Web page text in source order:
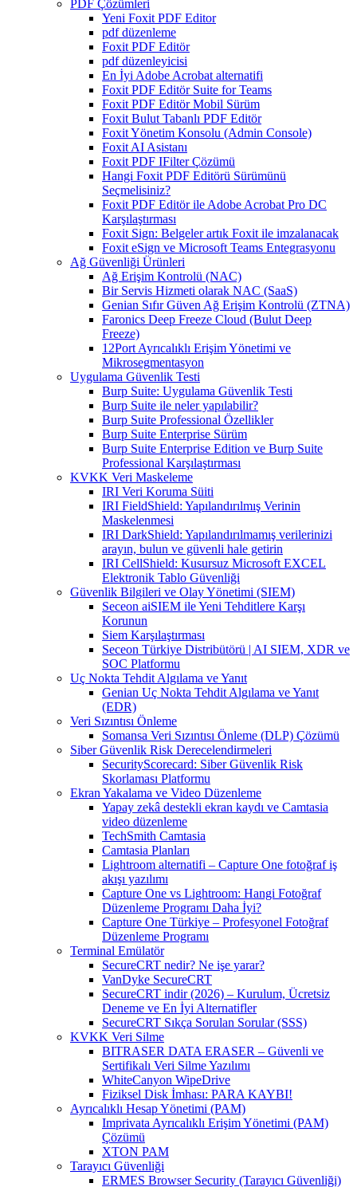
PDF Çözümleri
Yeni Foxit PDF Editor
pdf düzenleme
Foxit PDF Editör
pdf düzenleyicisi
En İyi Adobe Acrobat alternatifi
Foxit PDF Editör Suite for Teams
Foxit PDF Editör Mobil Sürüm
Foxit Bulut Tabanlı PDF Editör
Foxit Yönetim Konsolu (Admin Console)
Foxit AI Asistanı
Foxit PDF IFilter Çözümü
Hangi Foxit PDF Editörü Sürümünü
Seçmelisiniz?
Foxit PDF Editör ile Adobe Acrobat Pro DC
Karşılaştırması
Foxit Sign: Belgeler artık Foxit ile imzalanacak
Foxit eSign ve Microsoft Teams Entegrasyonu
Ağ Güvenliği Ürünleri
Ağ Erişim Kontrolü (NAC)
Bir Servis Hizmeti olarak NAC (SaaS)
Genian Sıfır Güven Ağ Erişim Kontrolü (ZTNA)
Faronics Deep Freeze Cloud (Bulut Deep
Freeze)
12Port Ayrıcalıklı Erişim Yönetimi ve
Mikrosegmentasyon
Uygulama Güvenlik Testi
Burp Suite: Uygulama Güvenlik Testi
Burp Suite ile neler yapılabilir?
Burp Suite Professional Özellikler
Burp Suite Enterprise Sürüm
Burp Suite Enterprise Edition ve Burp Suite
Professional Karşılaştırması
KVKK Veri Maskeleme
IRI Veri Koruma Süiti
IRI FieldShield: Yapılandırılmış Verinin
Maskelenmesi
IRI DarkShield: Yapılandırılmamış verilerinizi
arayın, bulun ve güvenli hale getirin
IRI CellShield: Kusursuz Microsoft EXCEL
Elektronik Tablo Güvenliği
Güvenlik Bilgileri ve Olay Yönetimi (SIEM)
Seceon aiSIEM ile Yeni Tehditlere Karşı
Korunun
Siem Karşılaştırması
Seceon Türkiye Distribütörü | AI SIEM, XDR ve
SOC Platformu
Uç Nokta Tehdit Algılama ve Yanıt
Genian Uç Nokta Tehdit Algılama ve Yanıt
(EDR)
Veri Sızıntısı Önleme
Somansa Veri Sızıntısı Önleme (DLP) Çözümü
Siber Güvenlik Risk Derecelendirmeleri
SecurityScorecard: Siber Güvenlik Risk
Skorlaması Platformu
Ekran Yakalama ve Video Düzenleme
Yapay zekâ destekli ekran kaydı ve Camtasia
video düzenleme
TechSmith Camtasia
Camtasia Planları
Lightroom alternatifi – Capture One fotoğraf iş
akışı yazılımı
Capture One vs Lightroom: Hangi Fotoğraf
Düzenleme Programı Daha İyi?
Capture One Türkiye – Profesyonel Fotoğraf
Düzenleme Programı
Terminal Emülatör
SecureCRT nedir? Ne işe yarar?
VanDyke SecureCRT
SecureCRT indir (2026) – Kurulum, Ücretsiz
Deneme ve En İyi Alternatifler
SecureCRT Sıkça Sorulan Sorular (SSS)
KVKK Veri Silme
BITRASER DATA ERASER – Güvenli ve
Sertifikalı Veri Silme Yazılımı
WhiteCanyon WipeDrive
Fiziksel Disk İmhası: PARA KAYBI!
Ayrıcalıklı Hesap Yönetimi (PAM)
Imprivata Ayrıcalıklı Erişim Yönetimi (PAM)
Çözümü
XTON PAM
Tarayıcı Güvenliği
ERMES Browser Security (Tarayıcı Güvenliği)